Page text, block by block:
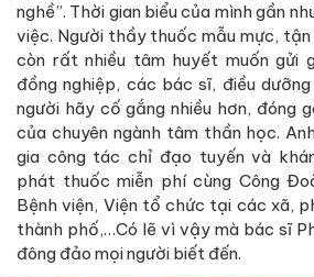
nghề”. Thời gian biểu của mình gần
việc. Người thầy thuốc mẫu mực,
còn rất nhiều tâm huyết muốn gửi
đồng nghiệp, các bác sĩ, điều
người hãy cố gắng nhiều hơn, đóng
của chuyên ngành tâm thần học.
gia công tác chỉ đạo tuyến và
phát thuốc miễn phí cùng Công
Bệnh viện, Viện tổ chức tại các xã,
thành phố,…Có lẽ vì vậy mà bác sĩ
đông đảo mọi người biết đến.